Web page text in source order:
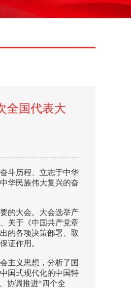
全国代表大
斗历程、立志于中华
华民族伟大复兴的奋
的大会。大会选举产
关于《中国共产党章
的各项决策部署、取
证作用。
主义思想，分析了国
国式现代化的中国特
协调推进“四个全